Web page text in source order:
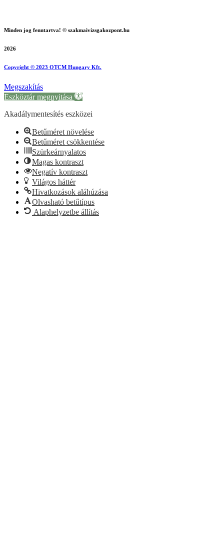
Minden jog fenntartva! © szakmaivizsgakozpont.hu
2026
Copyright © 2023 OTCM Hungary Kft.
Megszakítás
Eszköztár megnyitása
Akadálymentesítés eszközei
Betűméret növelése
Betűméret csökkentése
Szürkeárnyalatos
Magas kontraszt
Negatív kontraszt
Világos háttér
Hivatkozások aláhúzása
Olvasható betűtípus
Alaphelyzetbe állítás